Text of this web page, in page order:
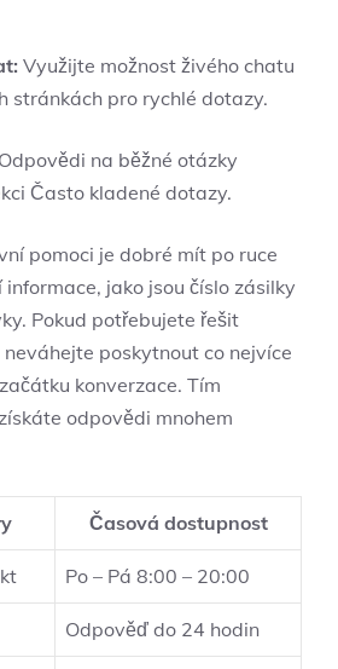
Využijte možnost živého chatu
stránkách pro rychlé dotazy.
Odpovědi na běžné otázky
Často kladené dotazy.
pomoci je dobré mít po ruce
jako jsou číslo zásilky
Pokud potřebujete řešit
poskytnout co nejvíce
konverzace. Tím
odpovědi mnohem
Časová dostupnost
Po – Pá 8:00 – 20:00
Odpověď do 24 hodin